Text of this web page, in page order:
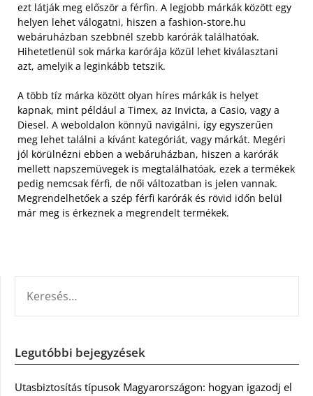
ezt látják meg először a férfin. A legjobb márkák között egy
helyen lehet válogatni, hiszen a fashion-store.hu
webáruházban szebbnél szebb karórák találhatóak.
Hihetetlenül sok márka karórája közül lehet kiválasztani
azt, amelyik a leginkább tetszik.
A több tíz márka között olyan híres márkák is helyet
kapnak, mint például a Timex, az Invicta, a Casio, vagy a
Diesel. A weboldalon könnyű navigálni, így egyszerűen
meg lehet találni a kívánt kategóriát, vagy márkát. Megéri
jól körülnézni ebben a webáruházban, hiszen a karórák
mellett napszemüvegek is megtalálhatóak, ezek a termékek
pedig nemcsak férfi, de női változatban is jelen vannak.
Megrendelhetőek a szép férfi karórák és rövid időn belül
már meg is érkeznek a megrendelt termékek.
Legutóbbi bejegyzések
Utasbiztosítás típusok Magyarországon: hogyan igazodj el